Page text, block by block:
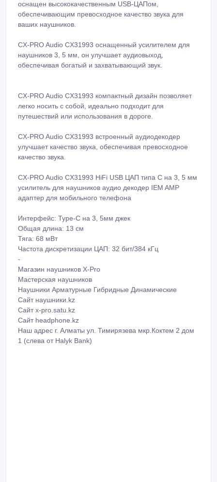
оснащен высококачественным USB-ЦАПом,
обеспечивающим превосходное качество звука для
ваших наушников.
CX-PRO Audio CX31993 оснащенный усилителем для
наушников 3, 5 мм, он улучшает аудиовыход,
обеспечивая богатый и захватывающий звук.
CX-PRO Audio CX31993 компактный дизайн позволяет
легко носить с собой, идеально подходит для
путешествий или использования в дороге.
CX-PRO Audio CX31993 встроенный аудиодекодер
улучшает качество звука, обеспечивая превосходное
качество звука.
CX-PRO Audio CX31993 HiFi USB ЦАП типа C на 3, 5 мм
усилитель для наушников аудио декодер IEM AMP
адаптер для мобильного телефона
Интерфейс: Type-C на 3, 5мм джек
Общая длина: 13 см
Тяга: 68 мВт
Частота дискретизации ЦАП: 32 бит/384 кГц
-
Магазин наушников X-Pro
Мастерская наушников
Наушники Арматурные Гибридные Динамические
Сайт наушники.kz
Сайт x-pro.satu.kz
Сайт headphone.kz
Наш адрес г. Алматы ул. Тимирязева мкр.Коктем 2 дом
1 (слева от Halyk Bank)